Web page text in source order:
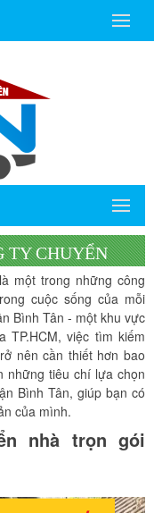
TY CHUYỂN
UY TÍN
là một trong những công
cuộc sống của mỗi
Bình Tân - một khu vực
TP.HCM, việc tìm kiếm
nên cần thiết hơn bao
những tiêu chí lựa chọn
Bình Tân, giúp bạn có
của mình.
nhà trọn gói